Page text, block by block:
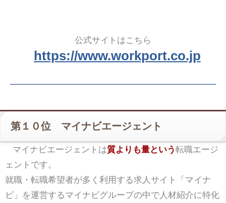
公式サイトはこちら
https://www.workport.co.jp
第１０位 マイナビエージェント
マイナビエージェントは質よりも量という転職エージ
ェントです。
就職・転職希望者が多く利用する求人サイト「マイナ
ビ」を運営するマイナビグループの中で人材紹介に特化